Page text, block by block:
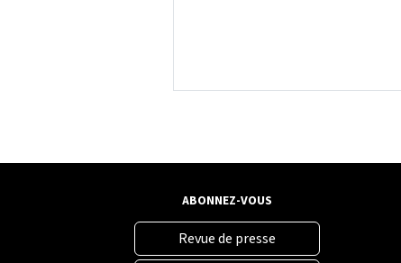
ABONNEZ-VOUS
Revue de presse